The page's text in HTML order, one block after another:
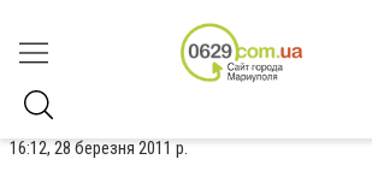
16:12, 28 березня 2011 р.